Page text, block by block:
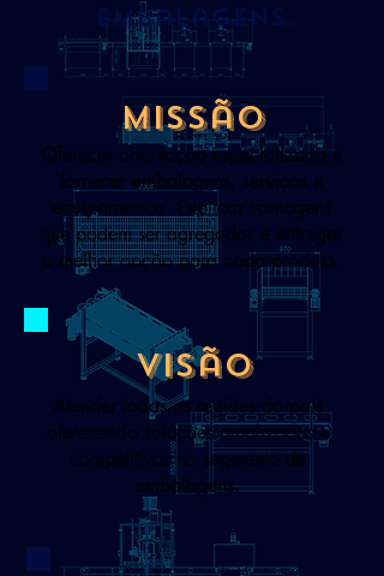
embalagens.
Missão
Oferecer orientação especializada e
fornecer embalagens, serviços e
equipamentos. Explicar vantagens
que podem ser agregadas e entregar
a melhor opção para cada produto.
visão
Atender todas as regiões do país
oferecendo soluções atualizadas e
competitivas no segmento de
embalagens.